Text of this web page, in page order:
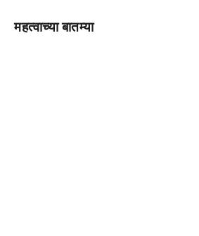
महत्वाच्या बातम्या